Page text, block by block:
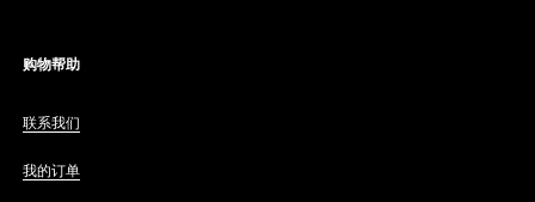
购物帮助
联系我们
我的订单